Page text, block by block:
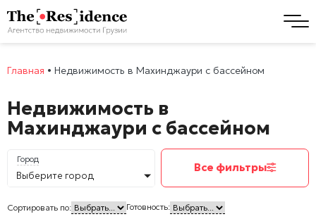
Главная • Недвижимость в Махинджаури с бассейном
Недвижимость в
Махинджаури с бассейном
Город
Выберите город
Все фильтры
Сортировать по: Готовность: